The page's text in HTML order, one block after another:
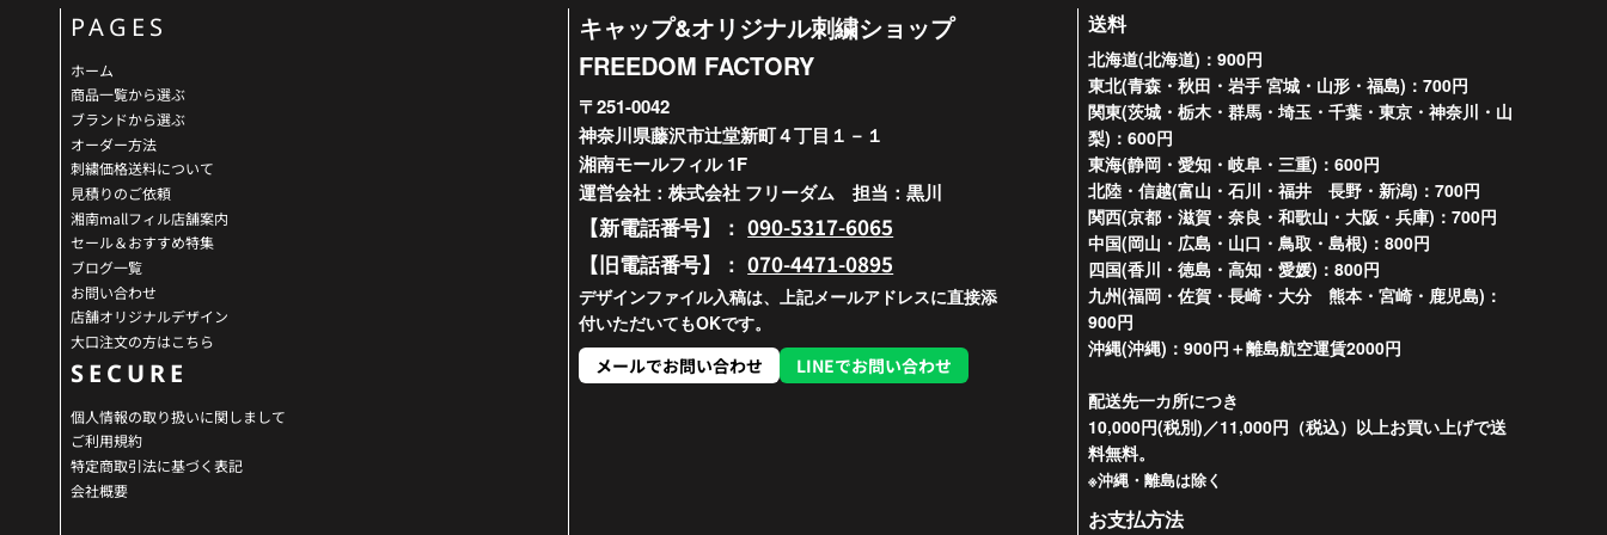
PAGES
ホーム
商品一覧から選ぶ
ブランドから選ぶ
オーダー方法
刺繍価格送料について
見積りのご依頼
湘南mallフィル店舗案内
セール＆おすすめ特集
ブログ一覧
お問い合わせ
店舗オリジナルデザイン
大口注文の方はこちら
SECURE
個人情報の取り扱いに関しまして
ご利用規約
特定商取引法に基づく表記
会社概要
キャップ&オリジナル刺繍ショップ
FREEDOM FACTORY
〒251-0042
神奈川県藤沢市辻堂新町４丁目１－１
湘南モールフィル 1F
運営会社：株式会社 フリーダム 担当：黒川
【新電話番号】：090-5317-6065
【旧電話番号】：070-4471-0895
デザインファイル入稿は、上記メールアドレスに直接添
付いただいてもOKです。
メールでお問い合わせ
LINEでお問い合わせ
送料
北海道(北海道)：900円
東北(青森・秋田・岩手 宮城・山形・福島)：700円
関東(茨城・栃木・群馬・埼玉・千葉・東京・神奈川・山
梨)：600円
東海(静岡・愛知・岐阜・三重)：600円
北陸・信越(富山・石川・福井 長野・新潟)：700円
関西(京都・滋賀・奈良・和歌山・大阪・兵庫)：700円
中国(岡山・広島・山口・鳥取・島根)：800円
四国(香川・徳島・高知・愛媛)：800円
九州(福岡・佐賀・長崎・大分 熊本・宮崎・鹿児島)：
900円
沖縄(沖縄)：900円＋離島航空運賃2000円
配送先一カ所につき
10,000円(税別)／11,000円（税込）以上お買い上げで送
料無料。
※沖縄・離島は除く
お支払方法